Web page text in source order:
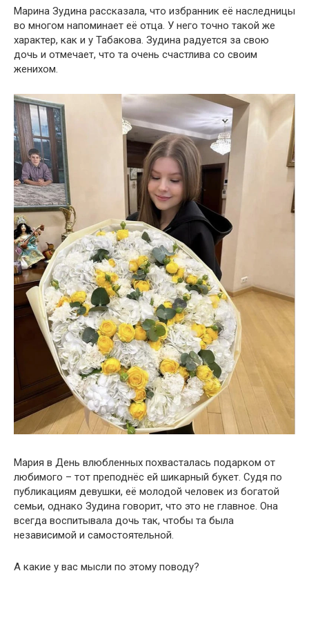
Марина Зудина рассказала, что избранник её наследницы
во многом напоминает её отца. У него точно такой же
характер, как и у Табакова. Зудина радуется за свою
дочь и отмечает, что та очень счастлива со своим
женихом.
Мария в День влюбленных похвасталась подарком от
любимого – тот преподнёс ей шикарный букет. Судя по
публикациям девушки, её молодой человек из богатой
семьи, однако Зудина говорит, что это не главное. Она
всегда воспитывала дочь так, чтобы та была
независимой и самостоятельной.
А какие у вас мысли по этому поводу?